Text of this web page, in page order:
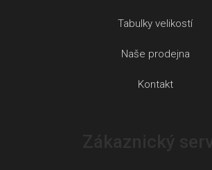
Tabulky velikostí
Naše prodejna
Kontakt